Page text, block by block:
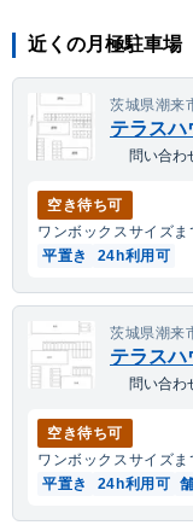
近くの月極駐車場
茨城県潮来
テラス
問い合わ
空き待ち可
ワンボックスサイズま
平置き
24h利用可
茨城県潮来
テラス
問い合わ
空き待ち可
ワンボックスサイズま
平置き
24h利用可